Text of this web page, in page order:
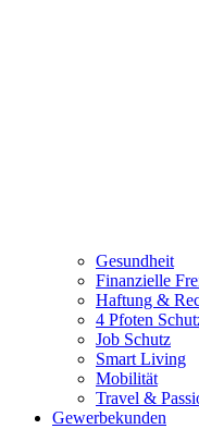
Gesundheit
Finanzielle
Haftung &
4 Pfoten
Job Schutz
Smart Living
Mobilität
Travel &
Gewerbekunden